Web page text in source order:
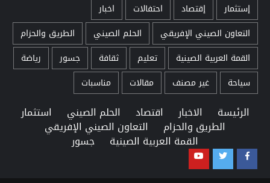
إستثمار إقتصاد احتفالات
اخبار
التعاون الصيني الإفريقي
الحلم الصيني
الطريق والحزام
القمة العربية الصينية
تعليم ثقافة جسور
رياضة
سياحة
غير مصنف مقالات مناسبات
الرئيسة الاخبار اقتصاد الحلم الصيني استثمار
الطريق والحزام التعاون الصيني الإفريقي
القمة العربية الصينية جسور
Facebook
Twitter
Youtube